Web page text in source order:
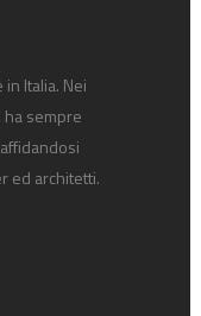
Italia. Nei
ha sempre
ed architetti.